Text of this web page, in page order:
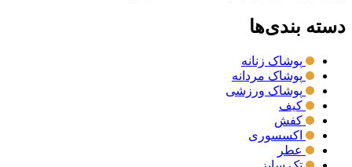
دسته بندی‌ها
پوشاک زنانه
پوشاک مردانه
پوشاک ورزشی
کیف
کفش
اکسسوری
عطر